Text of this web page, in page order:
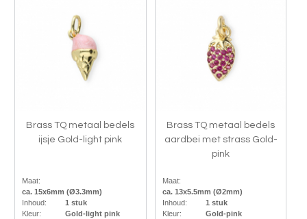
Brass TQ metaal bedels
ijsje Gold-light pink
Maat:
ca. 15x6mm (Ø3.3mm)
Inhoud:
1 stuk
Kleur:
Gold-light pink
Brass TQ metaal bedels
aardbei met strass Gold-
pink
Maat:
ca. 13x5.5mm (Ø2mm)
Inhoud:
1 stuk
Kleur:
Gold-pink